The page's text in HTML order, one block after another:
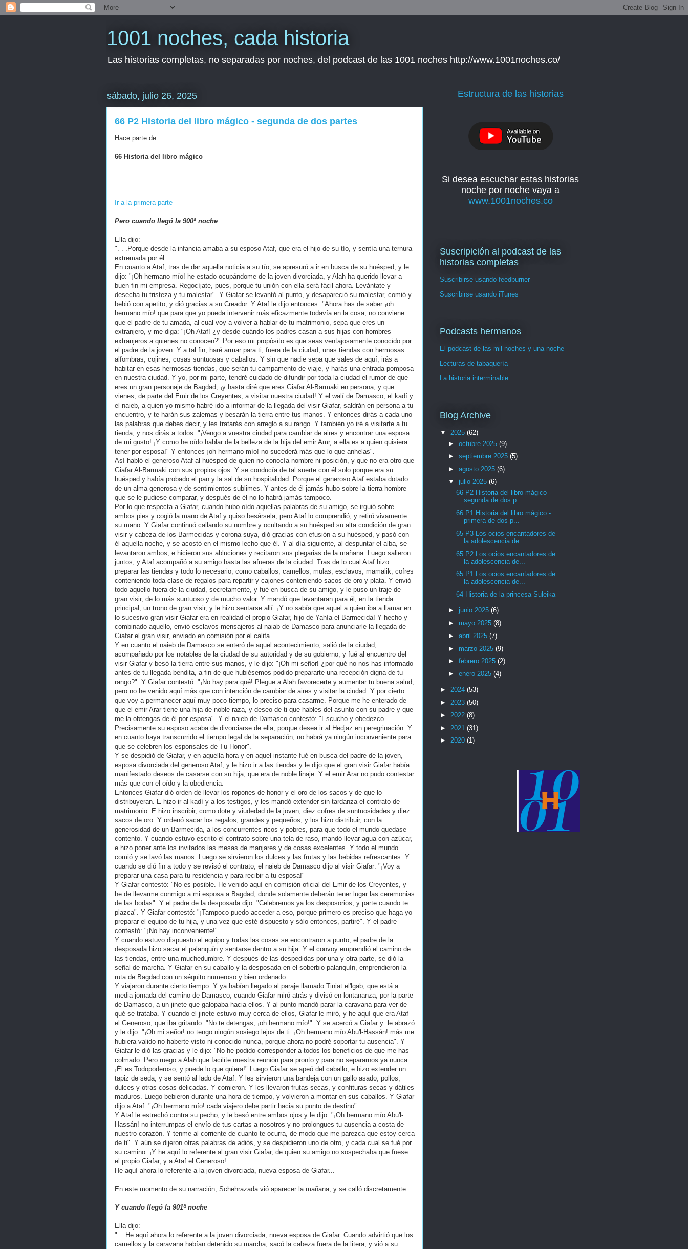
1001 noches, cada historia
Las historias completas, no separadas por noches, del podcast de las 1001 noches http://www.1001noches.co/
sábado, julio 26, 2025
66 P2 Historia del libro mágico - segunda de dos partes
Hace parte de
66 Historia del libro mágico
Ir a la primera parte
Pero cuando llegó la 900ª noche
Ella dijo:
". . .Porque desde la infancia amaba a su esposo Ataf, que era el hijo de su tío, y sentía una ternura
extremada por él.
En cuanto a Ataf, tras de dar aquella noticia a su tío, se apresuró a ir en busca de su huésped, y le
dijo: "¡Oh hermano mío! he estado ocupándome de la joven divorciada, y Alah ha querido llevar a
buen fin mi empresa. Regocíjate, pues, porque tu unión con ella será fácil ahora. Levántate y
desecha tu tristeza y tu malestar". Y Giafar se levantó al punto, y desapareció su malestar, comió y
bebió con apetito, y dió gracias a su Creador. Y Ataf le dijo entonces: "Ahora has de saber ¡oh
hermano mío! que para que yo pueda intervenir más eficazmente todavía en la cosa, no conviene
que el padre de tu amada, al cual voy a volver a hablar de tu matrimonio, sepa que eres un
extranjero, y me diga: "¡Oh Ataf! ¿y desde cuándo los padres casan a sus hijas con hombres
extranjeros a quienes no conocen?" Por eso mi propósito es que seas ventajosamente conocido por
el padre de la joven. Y a tal fin, haré armar para ti, fuera de la ciudad, unas tiendas con hermosas
alfombras, cojines, cosas suntuosas y caballos. Y sin que nadie sepa que sales de aquí, irás a
habitar en esas hermosas tiendas, que serán tu campamento de viaje, y harás una entrada pomposa
en nuestra ciudad. Y yo, por mi parte, tendré cuidado de difundir por toda la ciudad el rumor de que
eres un gran personaje de Bagdad, ¡y hasta diré que eres Giafar Al-Barmaki en persona, y que
vienes, de parte del Emir de los Creyentes, a visitar nuestra ciudad! Y el walí de Damasco, el kadí y
el naieb, a quien yo mismo habré ido a informar de la llegada del visir Giafar, saldrán en persona a tu
encuentro, y te harán sus zalemas y besarán la tierra entre tus manos. Y entonces dirás a cada uno
las palabras que debes decir, y les tratarás con arreglo a su rango. Y también yo iré a visitarte a tu
tienda, y nos dirás a todos: "¡Vengo a vuestra ciudad para cambiar de aires y encontrar una esposa
de mi gusto! ¡Y como he oído hablar de la belleza de la hija del emir Amr, a ella es a quien quisiera
tener por esposa!" Y entonces ¡oh hermano mío! no sucederá más que lo que anhelas".
Así habló el generoso Ataf al huésped de quien no conocía nombre ni posición, y que no era otro que
Giafar Al-Barmaki con sus propios ojos. Y se conducía de tal suerte con él solo porque era su
huésped y había probado el pan y la sal de su hospitalidad. Porque el generoso Ataf estaba dotado
de un alma generosa y de sentimientos sublimes. Y antes de él jamás hubo sobre la tierra hombre
que se le pudiese comparar, y después de él no lo habrá jamás tampoco.
Por lo que respecta a Giafar, cuando hubo oído aquellas palabras de su amigo, se irguió sobre
ambos pies y cogió la mano de Ataf y quiso besársela; pero Ataf lo comprendió, y retiró vivamente
su mano. Y Giafar continuó callando su nombre y ocultando a su huésped su alta condición de gran
visir y cabeza de los Barmecidas y corona suya, dió gracias con efusión a su huésped, y pasó con
él aquella noche, y se acostó en el mismo lecho que él. Y al día siguiente, al despuntar el alba, se
levantaron ambos, e hicieron sus abluciones y recitaron sus plegarias de la mañana. Luego salieron
juntos, y Ataf acompañó a su amigo hasta las afueras de la ciudad. Tras de lo cual Ataf hizo
preparar las tiendas y todo lo necesario, como caballos, camellos, mulas, esclavos, mamalik, cofres
conteniendo toda clase de regalos para repartir y cajones conteniendo sacos de oro y plata. Y envió
todo aquello fuera de la ciudad, secretamente, y fué en busca de su amigo, y le puso un traje de
gran visir, de lo más suntuoso y de mucho valor. Y mandó que levantaran para él, en la tienda
principal, un trono de gran visir, y le hizo sentarse allí. ¡Y no sabía que aquel a quien iba a llamar en
lo sucesivo gran visir Giafar era en realidad el propio Giafar, hijo de Yahía el Barmecida! Y hecho y
combinado aquello, envió esclavos mensajeros al naiab de Damasco para anunciarle la llegada de
Giafar el gran visir, enviado en comisión por el califa.
Y en cuanto el naieb de Damasco se enteró de aquel acontecimiento, salió de la ciudad,
acompañado por los notables de la ciudad de su autoridad y de su gobierno, y fué al encuentro del
visir Giafar y besó la tierra entre sus manos, y le dijo: "¡Oh mi señor! ¿por qué no nos has informado
antes de tu llegada bendita, a fin de que hubiésemos podido prepararte una recepción digna de tu
rango?". Y Giafar contestó: "¡No hay para qué! Plegue a Alah favorecerte y aumentar tu buena salud;
pero no he venido aquí más que con intención de cambiar de aires y visitar la ciudad. Y por cierto
que voy a permanecer aquí muy poco tiempo, lo preciso para casarme. Porque me he enterado de
que el emir Arar tiene una hija de noble raza, y deseo de ti que hables del asunto con su padre y que
me la obtengas de él por esposa". Y el naieb de Damasco contestó: "Escucho y obedezco.
Precisamente su esposo acaba de divorciarse de ella, porque desea ir al Hedjaz en peregrinación. Y
en cuanto haya transcurrido el tiempo legal de la separación, no habrá ya ningún inconveniente para
que se celebren los esponsales de Tu Honor".
Y se despidió de Giafar, y en aquella hora y en aquel instante fué en busca del padre de la joven,
esposa divorciada del generoso Ataf, y le hizo ir a las tiendas y le dijo que el gran visir Giafar había
manifestado deseos de casarse con su hija, que era de noble linaje. Y el emir Arar no pudo contestar
más que con el oído y la obediencia.
Entonces Giafar dió orden de llevar los ropones de honor y el oro de los sacos y de que lo
distribuyeran. E hizo ir al kadí y a los testigos, y les mandó extender sin tardanza el contrato de
matrimonio. E hizo inscribir, como dote y viudedad de la joven, diez cofres de suntuosidades y diez
sacos de oro. Y ordenó sacar los regalos, grandes y pequeños, y los hizo distribuir, con la
generosidad de un Barmecida, a los concurrentes ricos y pobres, para que todo el mundo quedase
contento. Y cuando estuvo escrito el contrato sobre una tela de raso, mandó llevar agua con azúcar,
e hizo poner ante los invitados las mesas de manjares y de cosas excelentes. Y todo el mundo
comió y se lavó las manos. Luego se sirvieron los dulces y las frutas y las bebidas refrescantes. Y
cuando se dió fin a todo y se revisó el contrato, el naieb de Damasco dijo al visir Giafar: "¡Voy a
preparar una casa para tu residencia y para recibir a tu esposa!"
Y Giafar contestó: "No es posible. He venido aquí en comisión oficial del Emir de los Creyentes, y
he de llevarme conmigo a mi esposa a Bagdad, donde solamente deberán tener lugar las ceremonias
de las bodas". Y el padre de la desposada dijo: "Celebremos ya los desposorios, y parte cuando te
plazca". Y Giafar contestó: "¡Tampoco puedo acceder a eso, porque primero es preciso que haga yo
preparar el equipo de tu hija, y una vez que esté dispuesto y sólo entonces, partiré". Y el padre
contestó: "¡No hay inconveniente!".
Y cuando estuvo dispuesto el equipo y todas las cosas se encontraron a punto, el padre de la
desposada hizo sacar el palanquín y sentarse dentro a su hija. Y el convoy emprendió el camino de
las tiendas, entre una muchedumbre. Y después de las despedidas por una y otra parte, se dió la
señal de marcha. Y Giafar en su caballo y la desposada en el soberbio palanquín, emprendieron la
ruta de Bagdad con un séquito numeroso y bien ordenado.
Y viajaron durante cierto tiempo. Y ya habían llegado al paraje llamado Tiniat el'lgab, que está a
media jornada del camino de Damasco, cuando Giafar miró atrás y divisó en lontananza, por la parte
de Damasco, a un jinete que galopaba hacia ellos. Y al punto mandó parar la caravana para ver de
qué se trataba. Y cuando el jinete estuvo muy cerca de ellos, Giafar le miró, y he aquí que era Ataf
el Generoso, que iba gritando: "No te detengas, ¡oh hermano mío!". Y se acercó a Giafar y le abrazó
y le dijo: "¡Oh mi señor! no tengo ningún sosiego lejos de ti. ¡Oh hermano mío Abu'l-Hassán! más me
hubiera valido no haberte visto ni conocido nunca, porque ahora no podré soportar tu ausencia". Y
Giafar le dió las gracias y le dijo: "No he podido corresponder a todos los beneficios de que me has
colmado. Pero ruego a Alah que facilite nuestra reunión para pronto y para no separarnos ya nunca.
¡Él es Todopoderoso, y puede lo que quiera!" Luego Giafar se apeó del caballo, e hizo extender un
tapiz de seda, y se sentó al lado de Ataf. Y les sirvieron una bandeja con un gallo asado, pollos,
dulces y otras cosas delicadas. Y comieron. Y les llevaron frutas secas, y confituras secas y dátiles
maduros. Luego bebieron durante una hora de tiempo, y volvieron a montar en sus caballos. Y Giafar
dijo a Ataf: "¡Oh hermano mío! cada viajero debe partir hacia su punto de destino".
Y Ataf le estrechó contra su pecho, y le besó entre ambos ojos y le dijo: "¡Oh hermano mío Abu'l-
Hassán! no interrumpas el envío de tus cartas a nosotros y no prolongues tu ausencia a costa de
nuestro corazón. Y tenme al corriente de cuanto te ocurra, de modo que me parezca que estoy cerca
de ti". Y aún se dijeron otras palabras de adiós, y se despidieron uno de otro, y cada cual se fué por
su camino. ¡Y he aquí lo referente al gran visir Giafar, de quien su amigo no sospechaba que fuese
el propio Giafar, y a Ataf el Generoso!
He aquí ahora lo referente a la joven divorciada, nueva esposa de Giafar...
En este momento de su narración, Schehrazada vió aparecer la mañana, y se calló discretamente.
Y cuando llegó la 901ª noche
Ella dijo:
"... He aquí ahora lo referente a la joven divorciada, nueva esposa de Giafar. Cuando advirtió que los
camellos y la caravana habían detenido su marcha, sacó la cabeza fuera de la litera, y vió a su
Estructura de las historias
Si desea escuchar estas historias
noche por noche vaya a
www.1001noches.co
Suscripición al podcast de las
historias completas
Suscribirse usando feedburner
Suscribirse usando iTunes
Podcasts hermanos
El podcast de las mil noches y una noche
Lecturas de tabaquería
La historia interminable
Blog Archive
▼ 2025 (62)
► octubre 2025 (9)
► septiembre 2025 (5)
► agosto 2025 (6)
▼ julio 2025 (6)
66 P2 Historia del libro mágico -
segunda de dos p...
66 P1 Historia del libro mágico -
primera de dos p...
65 P3 Los ocios encantadores de
la adolescencia de...
65 P2 Los ocios encantadores de
la adolescencia de...
65 P1 Los ocios encantadores de
la adolescencia de...
64 Historia de la princesa Suleika
► junio 2025 (6)
► mayo 2025 (8)
► abril 2025 (7)
► marzo 2025 (9)
► febrero 2025 (2)
► enero 2025 (4)
► 2024 (53)
► 2023 (50)
► 2022 (8)
► 2021 (31)
► 2020 (1)